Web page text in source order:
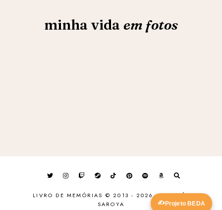
minha vida em fotos
LIVRO DE MEMÓRIAS © 2013 - 2026 · MADEby
SAROYA ✍️Projeto BEDA